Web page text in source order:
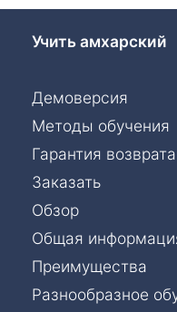
Учить амхарский
Демоверсия
Методы обучения
Гарантия
Заказать
Обзор
Общая
Преимущества
Разнообразное